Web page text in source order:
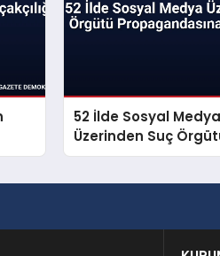
52 İlde Sosyal Medya
Üzerinden Suç
Propagandasına